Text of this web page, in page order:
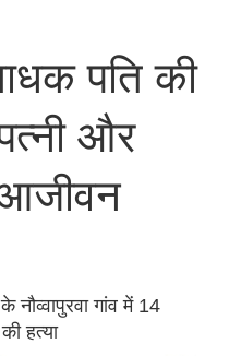
पति की
और
नौव्वापुरवा गांव में 14
हत्या